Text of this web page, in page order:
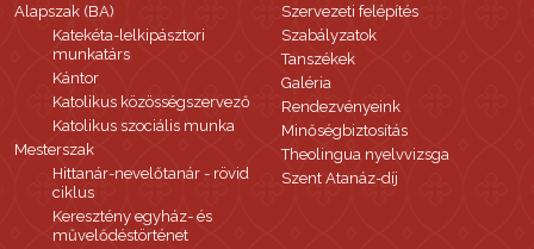
Alapszak (BA)
Katekéta-lelkipásztori
munkatárs
Kántor
Katolikus közösségszervező
Katolikus szociális munka
Mesterszak
Hittanár-nevelőtanár - rövid
ciklus
Keresztény egyház- és
művelődéstörténet
Szervezeti felépítés
Szabályzatok
Tanszékek
Galéria
Rendezvényeink
Minőségbiztosítás
Theolingua nyelvvizsga
Szent Atanáz-díj